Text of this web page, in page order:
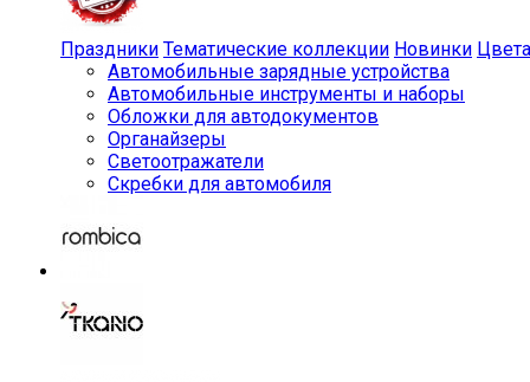
Праздники Тематические коллекции Новинки Цвета
Автомобильные зарядные устройства
Автомобильные инструменты и наборы
Обложки для автодокументов
Органайзеры
Светоотражатели
Скребки для автомобиля